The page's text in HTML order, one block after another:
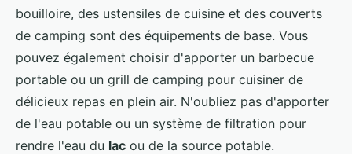
bouilloire, des ustensiles de cuisine et des couverts
de camping sont des équipements de base. Vous
pouvez également choisir d'apporter un barbecue
portable ou un grill de camping pour cuisiner de
délicieux repas en plein air. N'oubliez pas d'apporter
de l'eau potable ou un système de filtration pour
rendre l'eau du lac ou de la source potable.